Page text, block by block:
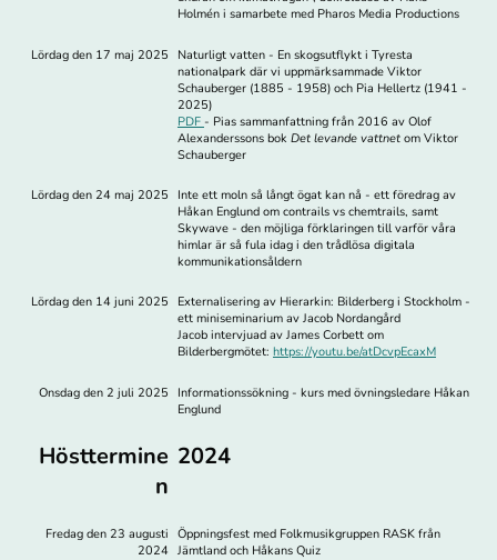
Holmén i samarbete med Pharos Media Productions
Lördag den 17 maj 2025
Naturligt vatten - En skogsutflykt i Tyresta
nationalpark där vi uppmärksammade Viktor
Schauberger (1885 - 1958) och Pia Hellertz (1941 -
2025)
PDF - Pias sammanfattning från 2016 av Olof
Alexanderssons bok Det levande vattnetom Viktor
Schauberger
Lördag den 24 maj 2025
Inte ett moln så långt ögat kan nå - ett föredrag av
Håkan Englund om contrails vs chemtrails, samt
Skywave - den möjliga förklaringen till varför våra
himlar är så fula idag i den trådlösa digitala
kommunikationsåldern
Lördag den 14 juni 2025
Externalisering av Hierarkin: Bilderberg i Stockholm -
ett miniseminarium av Jacob Nordangård
Jacob intervjuad av James Corbett om
Bilderbergmötet: https://youtu.be/atDcvpEcaxM
Onsdag den 2 juli 2025
Informationssökning - kurs med övningsledare Håkan
Englund
Hösttermine
n
2024
Fredag den 23 augusti
2024
Öppningsfest med Folkmusikgruppen RASK från
Jämtland och Håkans Quiz